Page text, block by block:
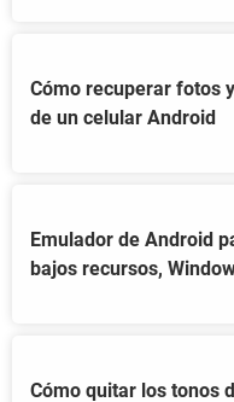
Cómo recuperar fotos
de un celular Android
Emulador de Android
bajos recursos,
Cómo quitar los tonos